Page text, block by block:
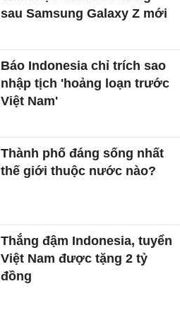
sau Samsung Galaxy Z mới
Báo Indonesia chỉ trích sao
nhập tịch 'hoảng loạn trước
Việt Nam'
Thành phố đáng sống nhất
thế giới thuộc nước nào?
Thắng đậm Indonesia, tuyển
Việt Nam được tặng 2 tỷ
đồng